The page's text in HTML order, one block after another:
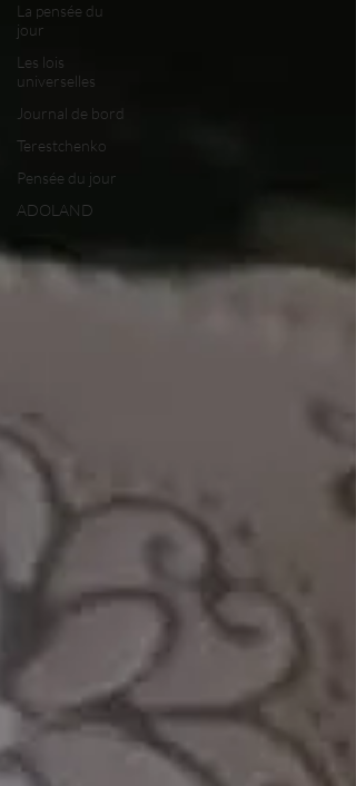
La pensée du
jour
Les lois
universelles
Journal de bord
Terestchenko
Pensée du jour
ADOLAND